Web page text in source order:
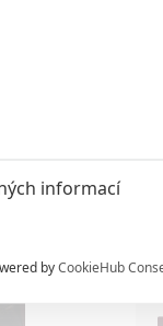
informací
reklamy
byCookieHub